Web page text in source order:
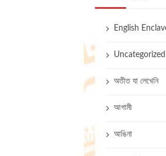
English
Uncategorized
অতীত যা লেখেনি
আগামী
আঙিনা